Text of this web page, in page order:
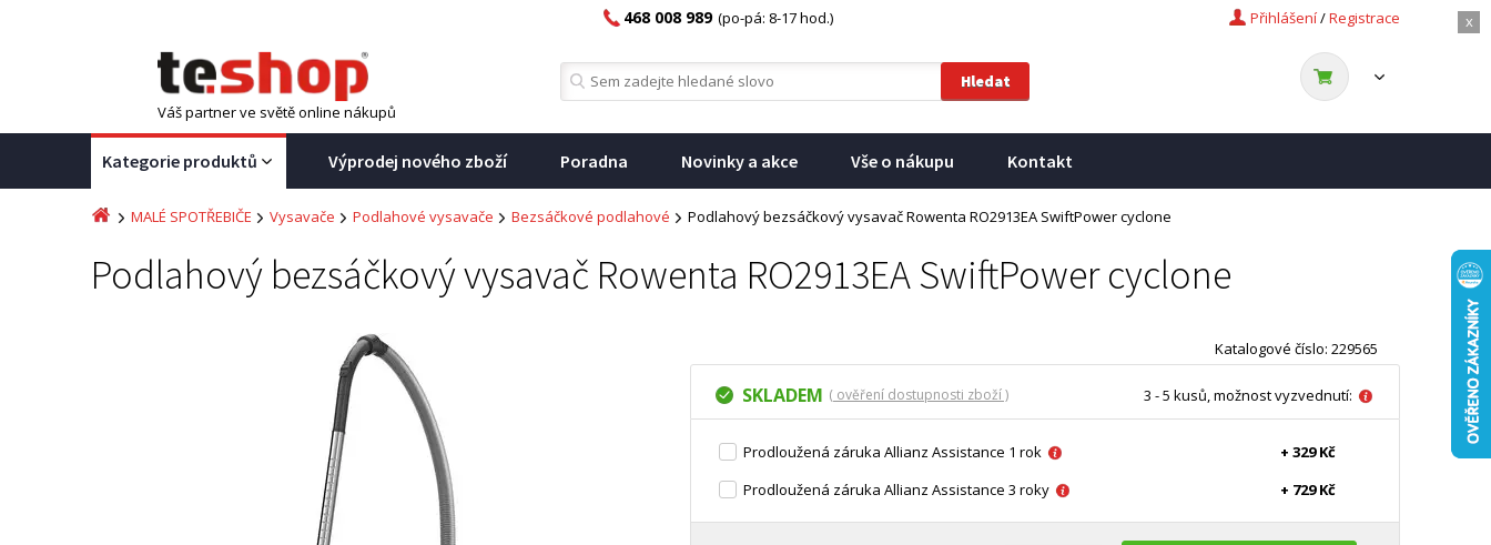
x
Registrace
/
Přihlášení
468 008 989 (po-pá: 8-17 hod.)
Váš partner ve světě online nákupů
Kategorie produktů Výprodej nového zboží Poradna Novinky a akce Vše o nákupu Kontakt
MALÉ SPOTŘEBIČE Vysavače Podlahové vysavače Bezsáčkové podlahové Podlahový bezsáčkový vysavač Rowenta RO2913EA SwiftPower cyclone
Podlahový bezsáčkový vysavač Rowenta RO2913EA SwiftPower cyclone
Katalogové číslo: 229565
SKLADEM ( ověření dostupnosti zboží ) 3 - 5 kusů, možnost vyzvednutí:
Prodloužená záruka Allianz Assistance 1 rok
+ 329 Kč
Prodloužená záruka Allianz Assistance 3 roky
+ 729 Kč